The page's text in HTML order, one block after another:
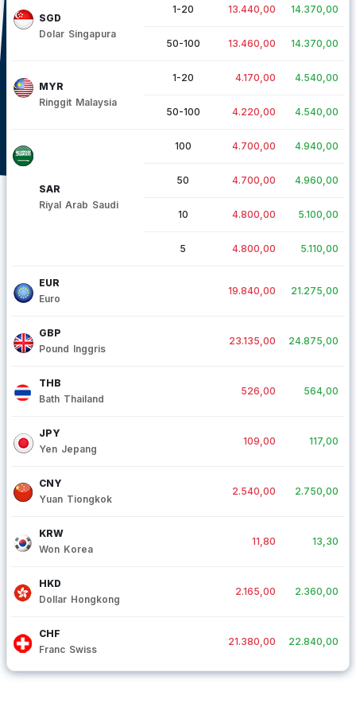
SGD
Dolar Singapura
1-20 13.440,00 14.370,00
50-100 13.460,00 14.370,00
MYR
Ringgit Malaysia
1-20 4.170,00 4.540,00
50-100 4.220,00 4.540,00
SAR
Riyal Arab Saudi
100 4.700,00 4.940,00
50 4.700,00 4.960,00
10 4.800,00 5.100,00
5 4.800,00 5.110,00
EUR
Euro
19.840,00 21.275,00
GBP
Pound Inggris
23.135,00 24.875,00
THB
Bath Thailand
526,00 564,00
JPY
Yen Jepang
109,00 117,00
CNY
Yuan Tiongkok
2.540,00 2.750,00
KRW
Won Korea
11,80 13,30
HKD
Dollar Hongkong
2.165,00 2.360,00
CHF
Franc Swiss
21.380,00 22.840,00